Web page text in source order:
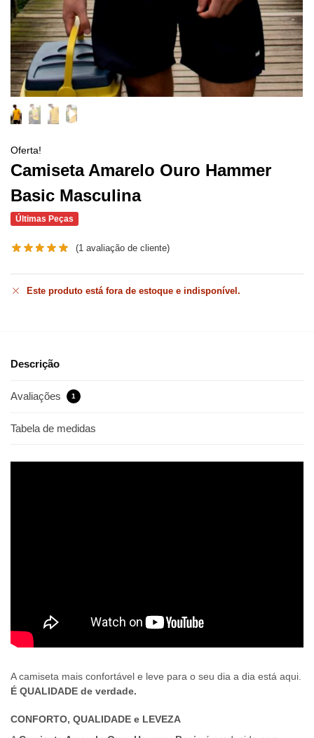
Oferta!
Camiseta Amarelo Ouro Hammer
Basic Masculina
Últimas Peças
(1 avaliação de cliente)
Este produto está fora de estoque e indisponível.
Descrição
Avaliações 1
Tabela de medidas
A camiseta mais confortável e leve para o seu dia a dia está aqui.
É QUALIDADE de verdade.
CONFORTO, QUALIDADE e LEVEZA